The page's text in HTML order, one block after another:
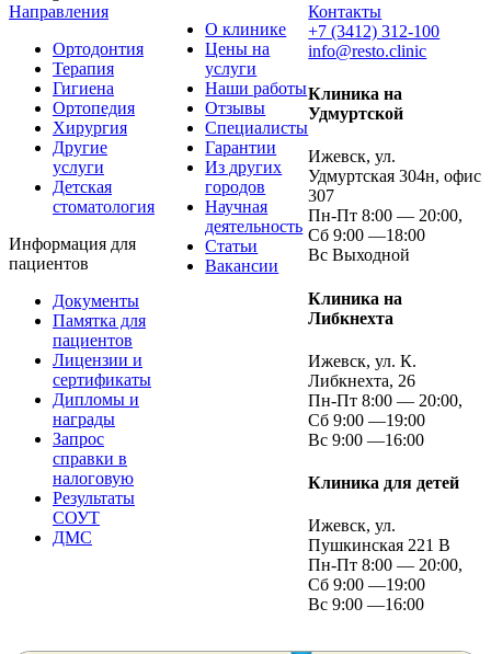
Направления
Ортодонтия
Терапия
Гигиена
Ортопедия
Хирургия
Другие
услуги
Детская
стоматология
Информация для
пациентов
Документы
Памятка для
пациентов
Лицензии и
сертификаты
Дипломы и
награды
Запрос
справки в
налоговую
Результаты
СОУТ
ДМС
О клинике
Цены на
услуги
Наши работы
Отзывы
Специалисты
Гарантии
Из других
городов
Научная
деятельность
Статьи
Вакансии
Контакты
+7 (3412) 312-100
info@resto.clinic
Клиника на
Удмуртской
Ижевск, ул.
Удмуртская 304н, офис
307
Пн-Пт 8:00 — 20:00,
Сб 9:00 —18:00
Вс Выходной
Клиника на
Либкнехта
Ижевск, ул. К.
Либкнехта, 26
Пн-Пт 8:00 — 20:00,
Сб 9:00 —19:00
Вс 9:00 —16:00
Клиника для детей
Ижевск, ул.
Пушкинская 221 В
Пн-Пт 8:00 — 20:00,
Сб 9:00 —19:00
Вс 9:00 —16:00